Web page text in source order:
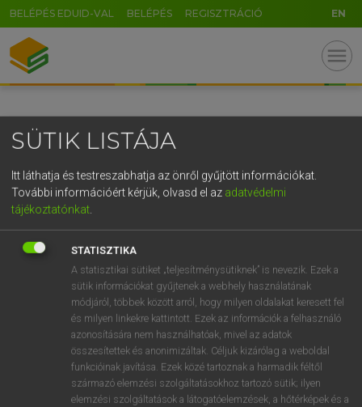
BELÉPÉS EDUID-VAL BELÉPÉS REGISZTRÁCIÓ EN
menu
SÜTIK LISTÁJA
Itt láthatja és testreszabhatja az önről gyűjtött információkat.
További információért kérjük, olvasd el az adatvédelmi
tájékoztatónkat
STATISZTIKA
A statisztikai sütiket „teljesítménysütiknek” is nevezik. Ezek a
sütik információkat gyűjtenek a webhely használatának
módjáról, többek között arról, hogy milyen oldalakat keresett fel
és milyen linkekre kattintott. Ezek az információk a felhasználó
azonosítására nem használhatóak, mivel az adatok
összesítettek és anonimizáltak. Céljuk kizárólag a weboldal
funkcióinak javítása. Ezek közé tartoznak a harmadik féltől
származó elemzési szolgáltatásokhoz tartozó sütik; ilyen
elemzési szolgáltatások a látogatóelemzések, a hőtérképek és a
GR
5
g h k l
v b n m , . - AltGr